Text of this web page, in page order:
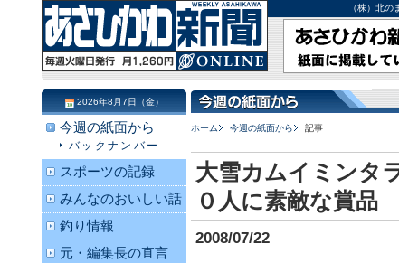
（株）北
ホーム 今週の紙面から 記事
大雪カムイミンタ
０人に素敵な賞品
2008/07/22
2026年8月7日（金）
今週の紙面から
バックナンバー
スポーツの記録
みんなのおいしい話
釣り情報
元・編集長の直言